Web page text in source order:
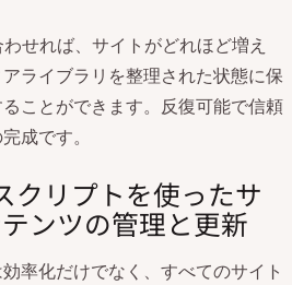
せれば、サイトがどれほど増え
ライブラリを整理された状態に保
ことができます。反復可能で信頼
成です。
クリプトを使ったサ
ンツの管理と更新
率化だけでなく、すべてのサイト